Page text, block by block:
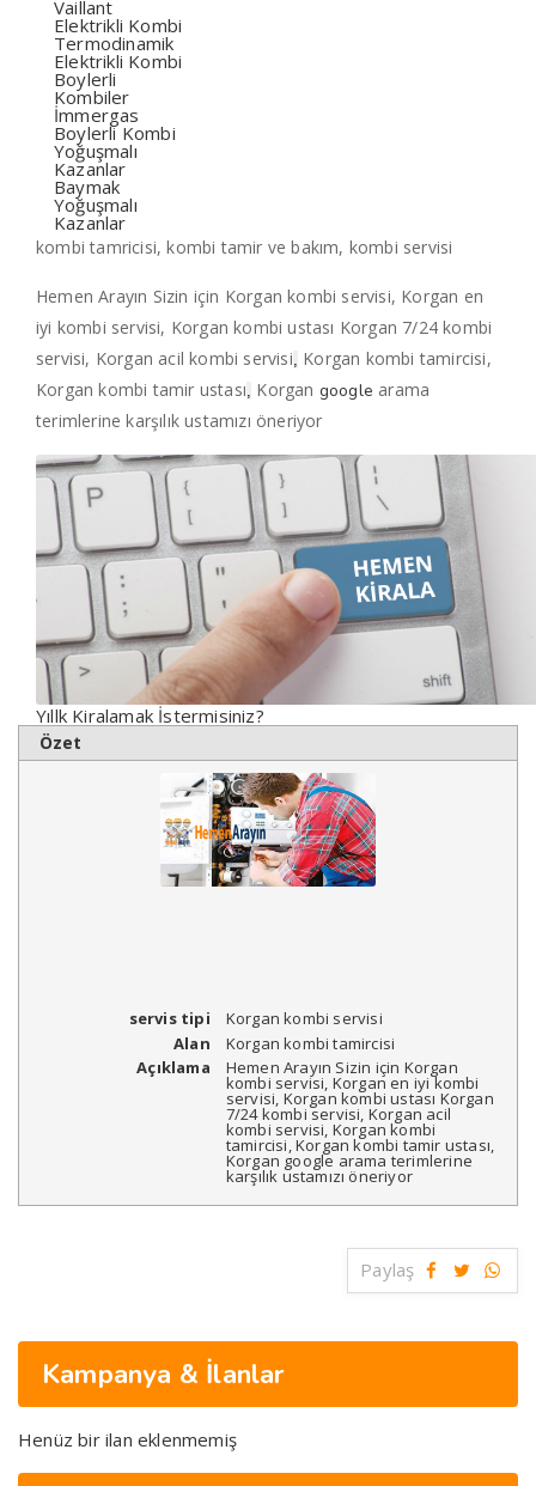
Vaillant
Elektrikli Kombi
Termodinamik
Elektrikli Kombi
Boylerli
Kombiler
İmmergas
Boylerli Kombi
Yoğuşmalı
Kazanlar
Baymak
Yoğuşmalı
Kazanlar
kombi tamricisi, kombi tamir ve bakım, kombi servisi
Hemen Arayın Sizin için Korgan kombi servisi, Korgan en
iyi kombi servisi, Korgan kombi ustası Korgan 7/24 kombi
servisi, Korgan acil kombi servisi, Korgan kombi tamircisi,
Korgan kombi tamir ustası, Korgan google arama
terimlerine karşılık ustamızı öneriyor
Yıllk Kiralamak İstermisiniz?
Özet
servis tipi
Korgan kombi servisi
Alan
Korgan kombi tamircisi
Açıklama
Hemen Arayın Sizin için Korgan
kombi servisi, Korgan en iyi kombi
servisi, Korgan kombi ustası Korgan
7/24 kombi servisi, Korgan acil
kombi servisi, Korgan kombi
tamircisi, Korgan kombi tamir ustası,
Korgan google arama terimlerine
karşılık ustamızı öneriyor
Paylaş
Kampanya & İlanlar
Henüz bir ilan eklenmemiş